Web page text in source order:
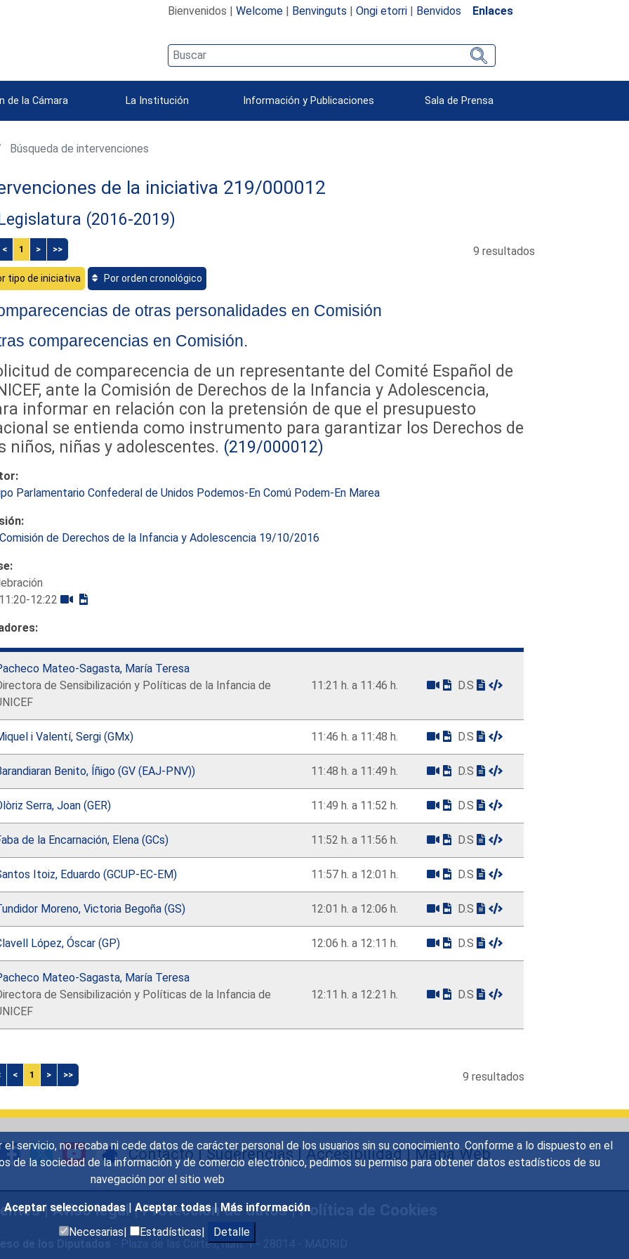
servicio, no recaba ni cede datos de carácter personal de los usuarios sin su conocimiento. Conforme a lo dispuesto en el
de la sociedad de la información y de comercio electrónico, pedimos su permiso para obtener datos estadísticos de su
navegación por el sitio web
Aceptar seleccionadas | Aceptar todas | Más información
Necesarias|
Estadísticas| Detalle
Bienvenidos | Welcome| Benvinguts | Ongi etorri| Benvidos Enlaces
de la Cámara La Institución Información y Publicaciones Sala de Prensa
Búsqueda de intervenciones
de la iniciativa 219/000012
(2016-2019)
< 1 > >>
tipo de iniciativa Por orden cronológico
9 resultados
de otras personalidades en Comisión
comparecencias en Comisión.
de comparecencia de un representante del Comité Español de
ante la Comisión de Derechos de la Infancia y Adolescencia,
informar en relación con la pretensión de que el presupuesto
se entienda como instrumento para garantizar los Derechos de
niños, niñas y adolescentes. (219/000012)
Parlamentario Confederal de Unidos Podemos-En Comú Podem-En Marea
Comisión de Derechos de la Infancia y Adolescencia 19/10/2016
11:20-12:22
Mateo-Sagasta, María Teresa
de Sensibilización y Políticas de la Infancia de
11:21 h. a 11:46 h. D.S
i Valentí, Sergi (GMx) 11:46 h. a 11:48 h. D.S
Benito, Íñigo (GV (EAJ-PNV)) 11:48 h. a 11:49 h. D.S
Serra, Joan (GER) 11:49 h. a 11:52 h. D.S
de la Encarnación, Elena (GCs) 11:52 h. a 11:56 h. D.S
Itoiz, Eduardo (GCUP-EC-EM) 11:57 h. a 12:01 h. D.S
Moreno, Victoria Begoña (GS) 12:01 h. a 12:06 h. D.S
López, Óscar (GP) 12:06 h. a 12:11 h. D.S
Mateo-Sagasta, María Teresa
de Sensibilización y Políticas de la Infancia de
12:11 h. a 12:21 h. D.S
< 1 > >> 9 resultados
Contacto|Sugerencias|Accesibilidad|Mapa Web
|Aviso legal|Protección de datos|Política de Cookies
- Plaza de las Cortes, núm. 1 - 28014 - MADRID